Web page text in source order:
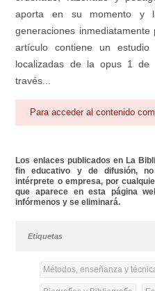
aporta en su momento y
generaciones
artículo contiene un
localizadas de la opus 1
través...
Para acceder al contenido
Los enlaces publicados en La
fin educativo y de difusión,
intérprete o empresa, por
que aparece en esta página
infórmenos y se eliminará.
Etiquetas
Métodos, enseñanza y